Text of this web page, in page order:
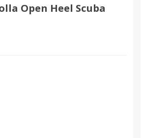
Open Heel Scuba